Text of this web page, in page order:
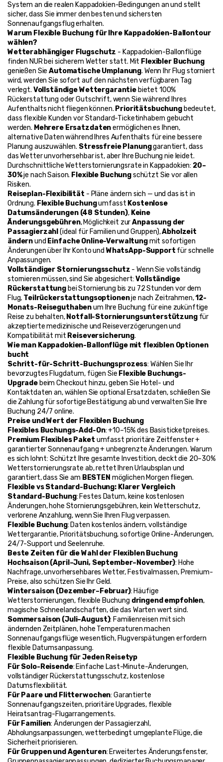
System an die realen Kappadokien-Bedingungen an und stellt
sicher, dass Sie immer den besten und sichersten
Sonnenaufgangsflug erhalten.
Warum Flexible Buchung für Ihre Kappadokien-Ballontour
wählen?
Wetterabhängiger Flugschutz - Kappadokien-Ballonflüge
finden NUR bei sicherem Wetter statt. Mit Flexibler Buchung
genießen Sie Automatische Umplanung. Wenn Ihr Flug storniert
wird, werden Sie sofort auf den nächsten verfügbaren Tag
verlegt. Vollständige Wettergarantie bietet 100%
Rückerstattung oder Gutschrift, wenn Sie während Ihres
Aufenthalts nicht fliegen können. Prioritätsbuchung bedeutet,
dass flexible Kunden vor Standard-Ticketinhabern gebucht
werden. Mehrere Ersatzdaten ermöglichen es Ihnen,
alternative Daten während Ihres Aufenthalts für eine bessere
Planung auszuwählen. Stressfreie Planung garantiert, dass
das Wetter unvorhersehbar ist, aber Ihre Buchung nie leidet.
Durchschnittliche Wetterstornierungsrate in Kappadokien: 20–
30% je nach Saison. Flexible Buchung schützt Sie vor allen
Risiken.
Reiseplan-Flexibilität - Pläne ändern sich — und das ist in
Ordnung. Flexible Buchung umfasst Kostenlose
Datumsänderungen (48 Stunden), Keine
Änderungsgebühren, Möglichkeit zur Anpassung der
Passagierzahl (ideal für Familien und Gruppen), Abholzeit
ändern und Einfache Online-Verwaltung mit sofortigen
Änderungen über Ihr Konto und WhatsApp-Support für schnelle
Anpassungen.
Vollständiger Stornierungsschutz - Wenn Sie vollständig
stornieren müssen, sind Sie abgesichert: Vollständige
Rückerstattung bei Stornierung bis zu 72 Stunden vor dem
Flug, Teilrückerstattungsoptionen je nach Zeitrahmen, 12-
Monats-Reiseguthaben um Ihre Buchung für eine zukünftige
Reise zu behalten, Notfall-Stornierungsunterstützung für
akzeptierte medizinische und Reiseverzögerungen und
Kompatibilität mit Reiseversicherung.
Wie man Kappadokien-Ballonflüge mit flexiblen Optionen
bucht
Schritt-für-Schritt-Buchungsprozess: Wählen Sie Ihr
bevorzugtes Flugdatum, fügen Sie Flexible Buchungs-
Upgrade beim Checkout hinzu, geben Sie Hotel- und
Kontaktdaten an, wählen Sie optional Ersatzdaten, schließen Sie
die Zahlung für sofortige Bestätigung ab und verwalten Sie Ihre
Buchung 24/7 online.
Preise und Wert der Flexiblen Buchung
Flexibles Buchungs-Add-On
Premium Flexibles Paket umfasst prioritäre Zeitfenster +
garantierter Sonnenaufgang + unbegrenzte Änderungen. Warum
es sich lohnt: Schützt Ihre gesamte Investition, deckt die 20–30%
Wetterstornierungsrate ab, rettet Ihren Urlaubsplan und
garantiert, dass Sie am BESTEN möglichen Morgen fliegen.
Flexible vs Standard-Buchung: Klarer Vergleich
Standard-Buchung: Festes Datum, keine kostenlosen
Änderungen, hohe Stornierungsgebühren, kein Wetterschutz,
verlorene Anzahlung, wenn Sie Ihren Flug verpassen.
Flexible Buchung: Daten kostenlos ändern, vollständige
Wettergarantie, Prioritätsbuchung, sofortige Online-Änderungen,
24/7-Support und Seelenruhe.
Beste Zeiten für die Wahl der Flexiblen Buchung
Hochsaison (April–Juni, September–November): Hohe
Nachfrage, unvorhersehbares Wetter, Festivalmassen, Premium-
Preise, also schützen Sie Ihr Geld.
Wintersaison (Dezember–Februar): Häufige
Wetterstornierungen, flexible Buchung dringend empfohlen,
magische Schneelandschaften, die das Warten wert sind.
Sommersaison (Juli–August): Familienreisen mit sich
ändernden Zeitplänen, hohe Temperaturen machen
Sonnenaufgangsflüge wesentlich, Flugverspätungen erfordern
flexible Datumsanpassung.
Flexible Buchung für Jeden Reisetyp
Für Solo-Reisende: Einfache Last-Minute-Änderungen,
vollständiger Rückerstattungsschutz, kostenlose
Datumsflexibilität.
Für Paare und Flitterwochen: Garantierte
Sonnenaufgangszeiten, prioritäre Upgrades, flexible
Heiratsantrag-Flugarrangements.
Für Familien: Änderungen der Passagierzahl,
Abholungsanpassungen, wetterbedingt umgeplante Flüge, die
Sicherheit priorisieren.
Für Gruppen und Agenturen: Erweitertes Änderungsfenster,